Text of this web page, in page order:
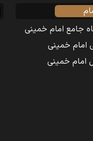
جامع امام خمینی
امام خمینی
امام خمینی